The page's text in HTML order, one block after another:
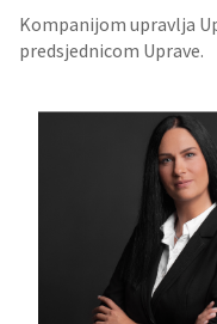
Kompanijom upravlja
predsjednicom Uprave.